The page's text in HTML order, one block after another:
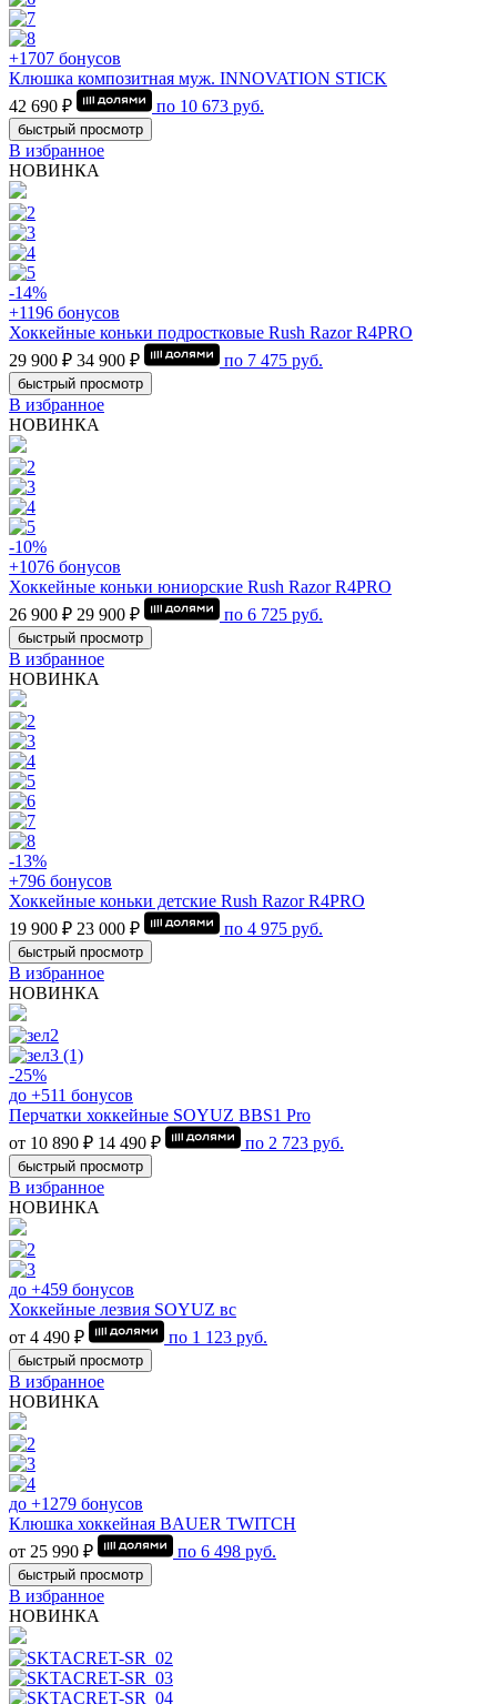
+1707 бонусов
Клюшка композитная муж. INNOVATION STICK
42 690 ₽
по 10 673 руб.
быстрый просмотр
В избранное
НОВИНКА
-14%
+1196 бонусов
Хоккейные коньки подростковые Rush Razor R4PRO
29 900 ₽ 34 900 ₽ по 7 475 руб.
быстрый просмотр
В избранное
НОВИНКА
-10%
+1076 бонусов
Хоккейные коньки юниорские Rush Razor R4PRO
26 900 ₽ 29 900 ₽ по 6 725 руб.
быстрый просмотр
В избранное
НОВИНКА
-13%
+796 бонусов
Хоккейные коньки детские Rush Razor R4PRO
19 900 ₽ 23 000 ₽ по 4 975 руб.
быстрый просмотр
В избранное
НОВИНКА
-25%
до +511 бонусов
Перчатки хоккейные SOYUZ BBS1 Pro
от 10 890 ₽ 14 490 ₽ по 2 723 руб.
быстрый просмотр
В избранное
НОВИНКА
до +459 бонусов
Хоккейные лезвия SOYUZ вс
от 4 490 ₽
по 1 123 руб.
быстрый просмотр
В избранное
НОВИНКА
до +1279 бонусов
Клюшка хоккейная BAUER TWITCH
от 25 990 ₽
по 6 498 руб.
быстрый просмотр
В избранное
НОВИНКА